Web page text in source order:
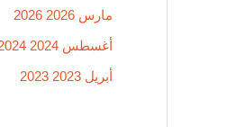
مارس 2026 2026
أغسطس 2024 2024
أبريل 2023 2023